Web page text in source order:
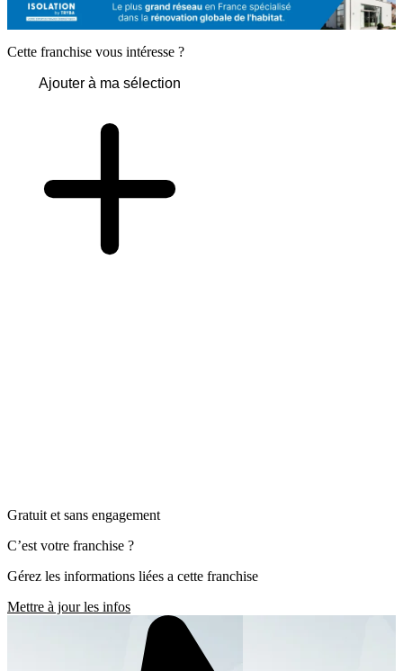
Cette franchise vous intéresse ?
Ajouter à ma sélection
Gratuit et sans engagement
C’est votre franchise ?
Gérez les informations liées a cette franchise
Mettre à jour les infos